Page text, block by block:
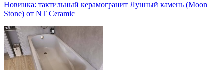
Новинка: тактильный керамогранит Лунный камень (Moon
Stone) от NT Ceramic